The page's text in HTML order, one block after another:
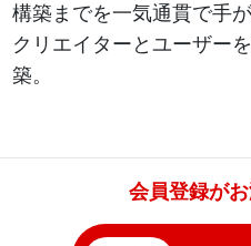
構築までを一気通貫で手が
クリエイターとユーザー
築。
会員登録が